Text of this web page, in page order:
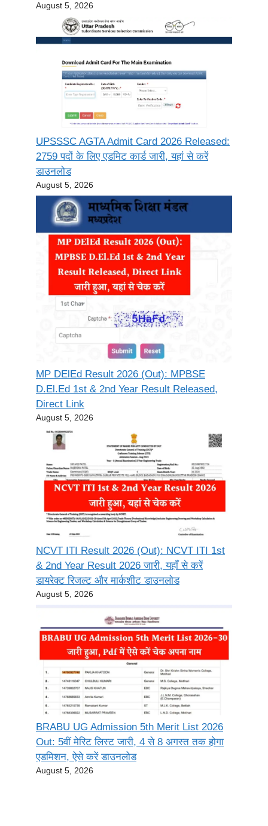
August 5, 2026
UPSSSC AGTA Admit Card 2026 Released:
2759 पदों के लिए एडमिट कार्ड जारी, यहां से करें
डाउनलोड
August 5, 2026
MP DElEd Result 2026 (Out): MPBSE
D.El.Ed 1st & 2nd Year Result Released,
Direct Link
August 5, 2026
NCVT ITI Result 2026 (Out): NCVT ITI 1st
& 2nd Year Result 2026 जारी, यहाँ से करें
डायरेक्ट रिजल्ट और मार्कशीट डाउनलोड
August 5, 2026
BRABU UG Admission 5th Merit List 2026
Out: 5वीं मेरिट लिस्ट जारी, 4 से 8 अगस्त तक होगा
एडमिशन, ऐसे करें डाउनलोड
August 5, 2026